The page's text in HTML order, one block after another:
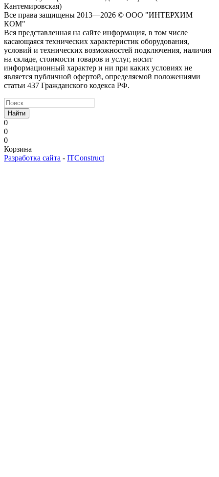
Кантемировская)
Все права защищены 2013—2026 © OOO "ИНТЕРХИМ
КОМ"
Вся представленная на сайте информация, в том числе
касающаяся технических характеристик оборудования,
условий и технических возможностей подключения, наличия
на складе, стоимости товаров и услуг, носит
информационный характер и ни при каких условиях не
является публичной офертой, определяемой положениями
статьи 437 Гражданского кодекса РФ.
Найти
0
0
0
Корзина
Разработка сайта - ITConstruct